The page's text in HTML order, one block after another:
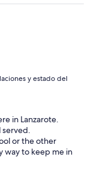
y estado del
in Lanzarote.
served.
or the other
way to keep me in